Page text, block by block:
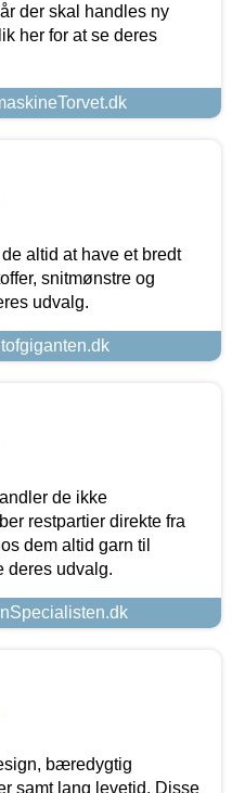
der skal handles ny
her for at se deres
altid at have et bredt
snitmønstre og
udvalg.
de ikke
restpartier direkte fra
dem altid garn til
deres udvalg.
bæredygtig
samt lang levetid. Disse